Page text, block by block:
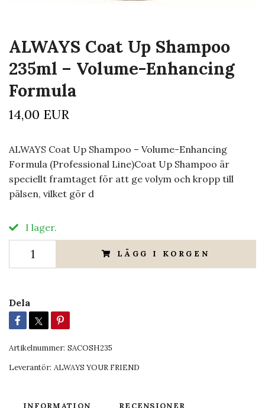
ALWAYS Coat Up Shampoo
235ml – Volume-Enhancing
Formula
14,00 EUR
ALWAYS Coat Up Shampoo – Volume-Enhancing
Formula (Professional Line)Coat Up Shampoo är
speciellt framtaget för att ge volym och kropp till
pälsen, vilket gör d
I lager.
LÄGG I KORGEN
Dela
Artikelnummer: SACOSH235
Leverantör: ALWAYS YOUR FRIEND
INFORMATION RECENSIONER